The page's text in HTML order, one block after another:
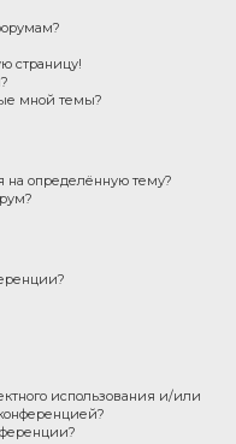
страницу!
мной темы?
на определённую тему?
использования и/или